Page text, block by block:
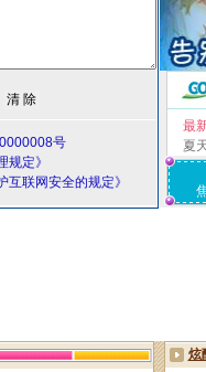
号
规定》
联网安全的规定》
最
夏